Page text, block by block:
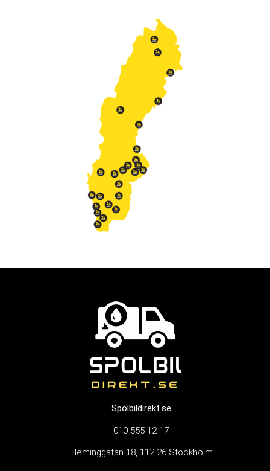
Spolbildirekt.se
010 555 12 17
Fleminggatan 18, 112 26 Stockholm